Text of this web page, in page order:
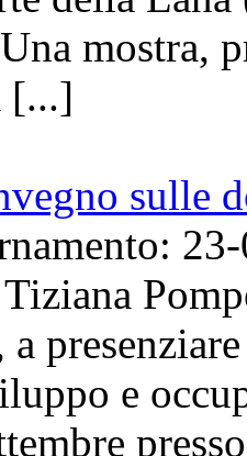
mostra,
[...]
sulle
a
e